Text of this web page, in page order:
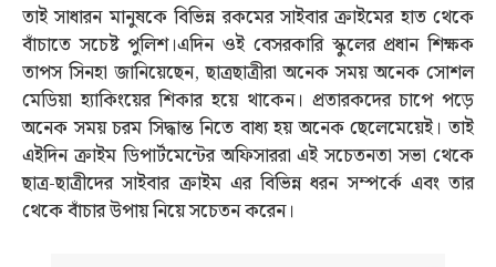
তাই সাধারন মানুষকে বিভিন্ন রকমের সাইবার ক্রাইমের হাত থেকে
বাঁচাতে সচেষ্ট পুলিশ।এদিন ওই বেসরকারি স্কুলের প্রধান শিক্ষক
তাপস সিনহা জানিয়েছেন, ছাত্রছাত্রীরা অনেক সময় অনেক সোশল
মেডিয়া হ্যাকিংয়ের শিকার হয়ে থাকেন। প্রতারকদের চাপে পড়ে
অনেক সময় চরম সিদ্ধান্ত নিতে বাধ্য হয় অনেক ছেলেমেয়েই। তাই
এইদিন ক্রাইম ডিপার্টমেন্টের অফিসাররা এই সচেতনতা সভা থেকে
ছাত্র-ছাত্রীদের সাইবার ক্রাইম এর বিভিন্ন ধরন সম্পর্কে এবং তার
থেকে বাঁচার উপায় নিয়ে সচেতন করেন।